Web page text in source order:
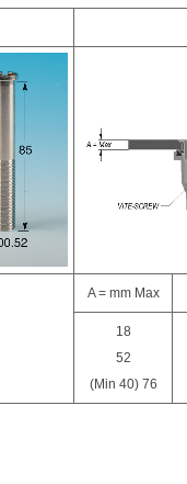
A = mm Max
18
52
(Min 40) 76